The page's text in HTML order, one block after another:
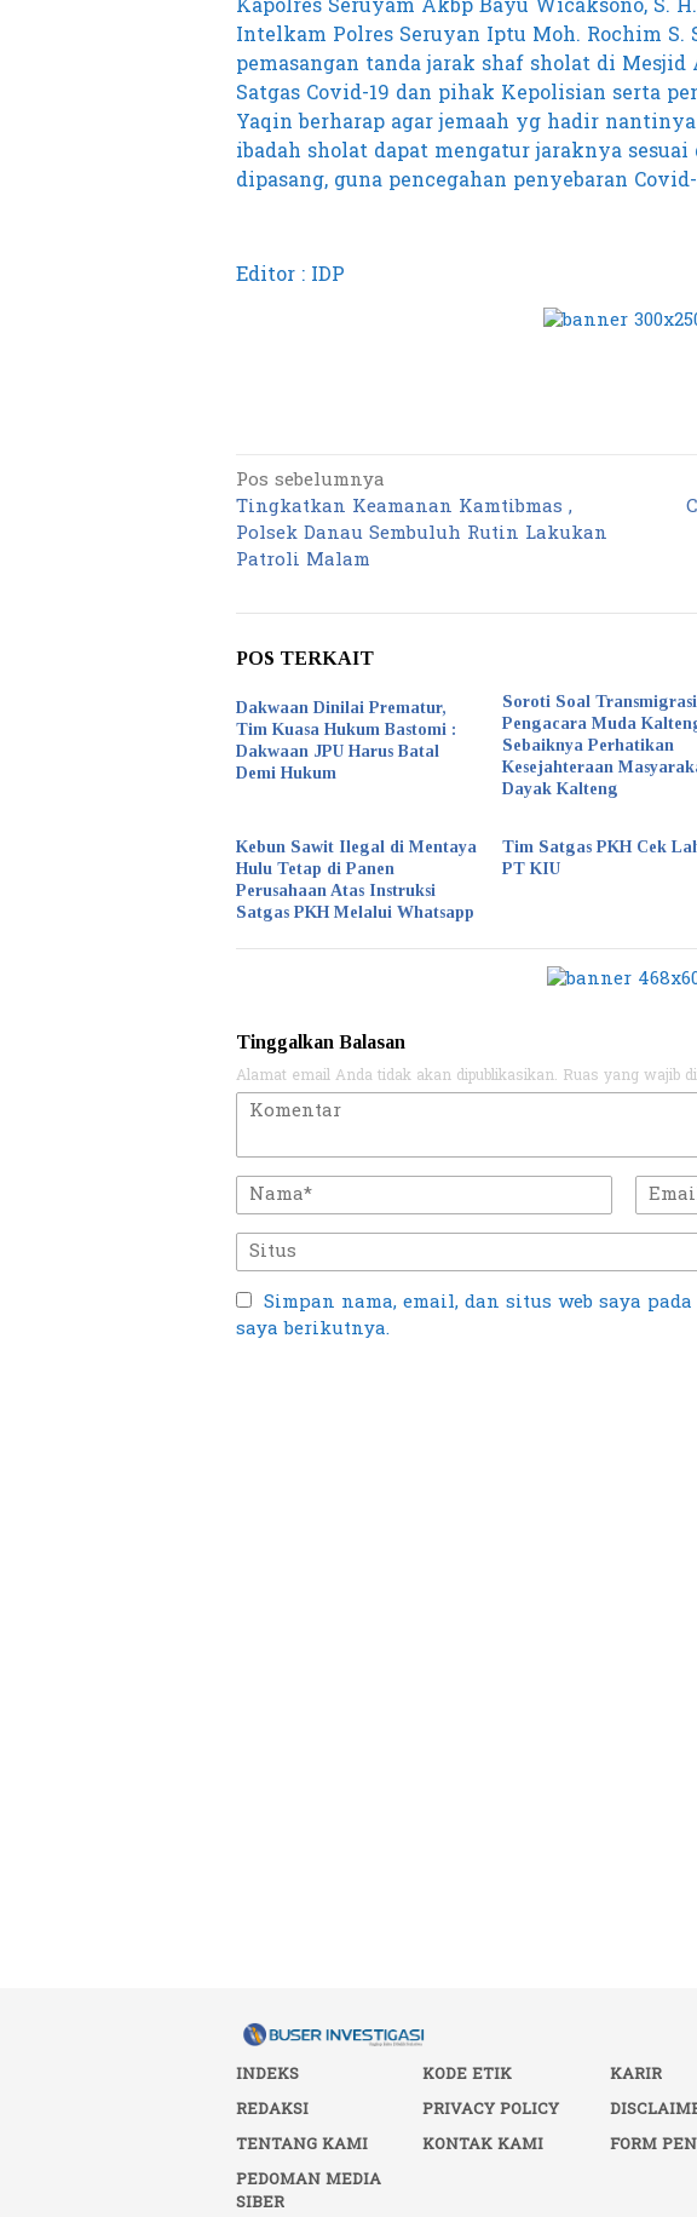
Intelkam Polres Seruyan Iptu Moh. Rochim S.
pemasangan tanda jarak shaf sholat di
Satgas Covid-19 dan pihak Kepolisian serta
Yaqin berharap agar jemaah yg hadir
ibadah sholat dapat mengatur jaraknya
dipasang, guna pencegahan penyebaran Covid-
Editor : IDP
Navigasi
pos
Pos sebelumnya
Tingkatkan Keamanan Kamtibmas ,
Polsek Danau Sembuluh Rutin Lakukan
Patroli Malam
POS TERKAIT
Dakwaan Dinilai Prematur,
Tim Kuasa Hukum Bastomi :
Dakwaan JPU Harus Batal
Demi Hukum
Soroti Soal
Pengacara Muda
Sebaiknya Perhatikan
Kesejahteraan
Dayak Kalteng
Kebun Sawit Ilegal di Mentaya
Hulu Tetap di Panen
Perusahaan Atas Instruksi
Satgas PKH Melalui Whatsapp
Tim Satgas PKH Cek
PT KIU
Tinggalkan Balasan
Alamat email Anda tidak akan dipublikasikan. Ruas yang wajib
Simpan nama, email, dan situs web saya
saya berikutnya.
INDEKS KODE ETIK
KARIR
REDAKSI
PRIVACY POLICY
TENTANG KAMI
KONTAK KAMI
FORM
PEDOMAN MEDIA
SIBER